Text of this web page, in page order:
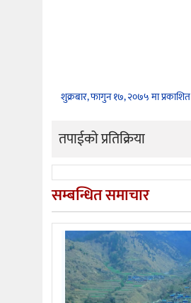
शुक्रबार, फागुन १७, २०७५ मा प्रकाशित
तपाईको प्रतिक्रिया
सम्बन्धित समाचार